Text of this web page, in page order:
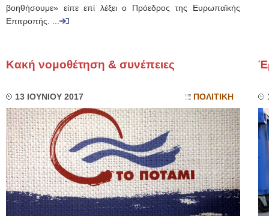
βοηθήσουμε» είπε επί λέξει ο Πρόεδρος της Ευρωπαϊκής
Επιτροπής. ...
Κακή νομοθέτηση & συνέπειες
13 ΙΟΥΝΙΟΥ 2017 ΠΟΛΙΤΙΚΗ